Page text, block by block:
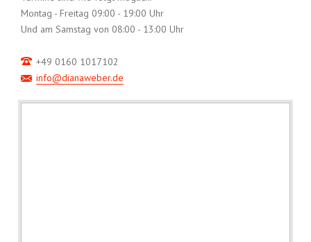
Montag - Freitag 09:00 - 19:00 Uhr
Und am Samstag von 08:00 - 13:00 Uhr
+49 0160 1017102
info@dianaweber.de